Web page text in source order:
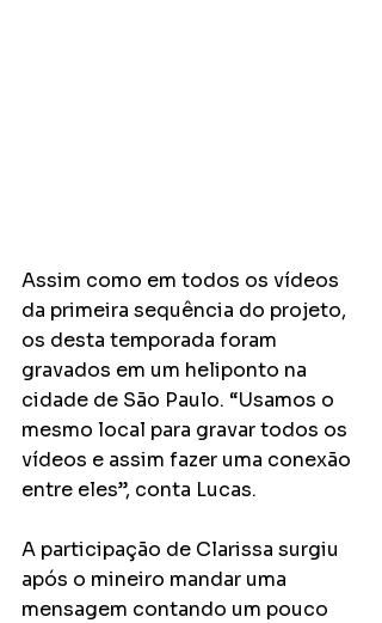
Assim como em todos os vídeos
da primeira sequência do projeto,
os desta temporada foram
gravados em um heliponto na
cidade de São Paulo. “Usamos o
mesmo local para gravar todos os
vídeos e assim fazer uma conexão
entre eles”, conta Lucas.
A participação de Clarissa surgiu
após o mineiro mandar uma
mensagem contando um pouco